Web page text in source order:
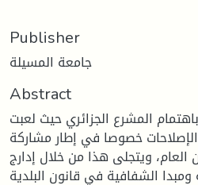
Publisher
جامعة المسيلة
Abstract
المشرع الجزائري حيث لعبت
خصوصا في إطار مشاركة
العام، ويتجلى هذا من خلال إدارج
ومبدا الشفافية في قانون البلدية